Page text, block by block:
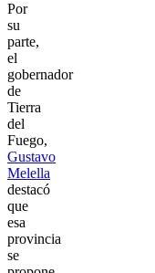
Por
su
parte,
el
gobernador
de
Tierra
del
Fuego,
Gustavo
Melella
destacó
que
esa
provincia
se